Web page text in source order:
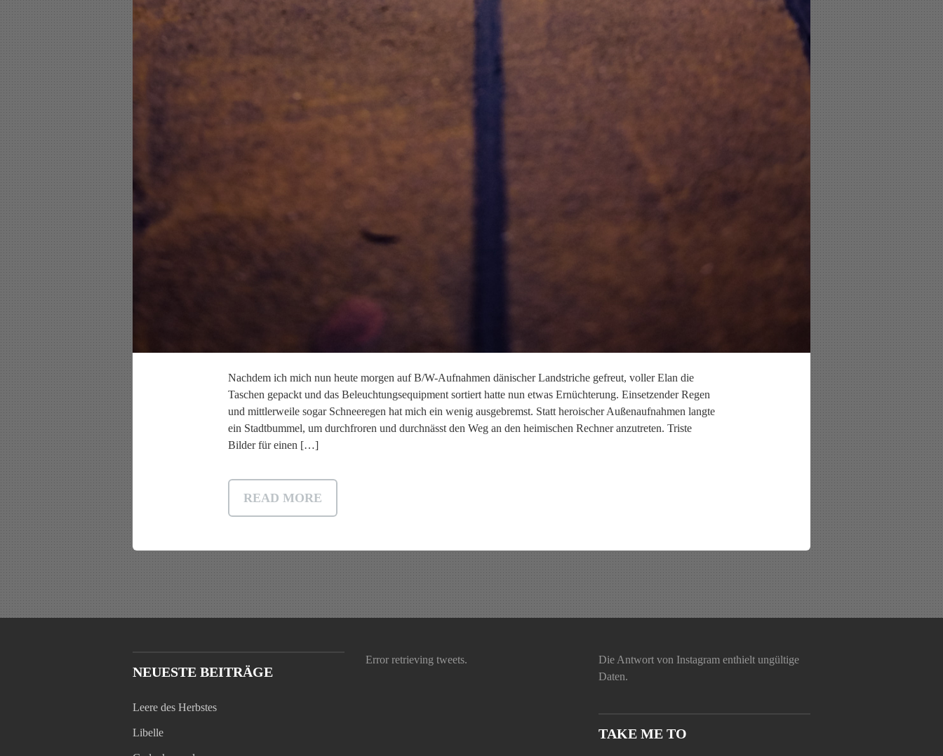
Nachdem ich mich nun heute morgen auf B/W-Aufnahmen dänischer Landstriche gefreut, voller Elan die
Taschen gepackt und das Beleuchtungsequipment sortiert hatte nun etwas Ernüchterung. Einsetzender Regen
und mittlerweile sogar Schneeregen hat mich ein wenig ausgebremst. Statt heroischer Außenaufnahmen langte
ein Stadtbummel, um durchfroren und durchnässt den Weg an den heimischen Rechner anzutreten. Triste
Bilder für einen […]
READ MORE
NEUESTE BEITRÄGE
Leere des Herbstes
Libelle
Error retrieving tweets.
Die Antwort von Instagram enthielt ungültige
Daten.
TAKE ME TO